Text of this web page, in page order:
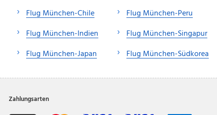
Flug München-Chile
Flug München-Indien
Flug München-Japan
Flug München-Peru
Flug München-Singapur
Flug München-Südkorea